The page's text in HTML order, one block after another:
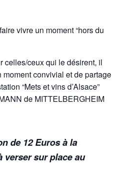
vivre un moment “hors du
celles/ceux qui le désirent, il
convivial et de partage
“Mets et vins d’Alsace”
de MITTELBERGHEIM
de 12 Euros à la
verser sur place au